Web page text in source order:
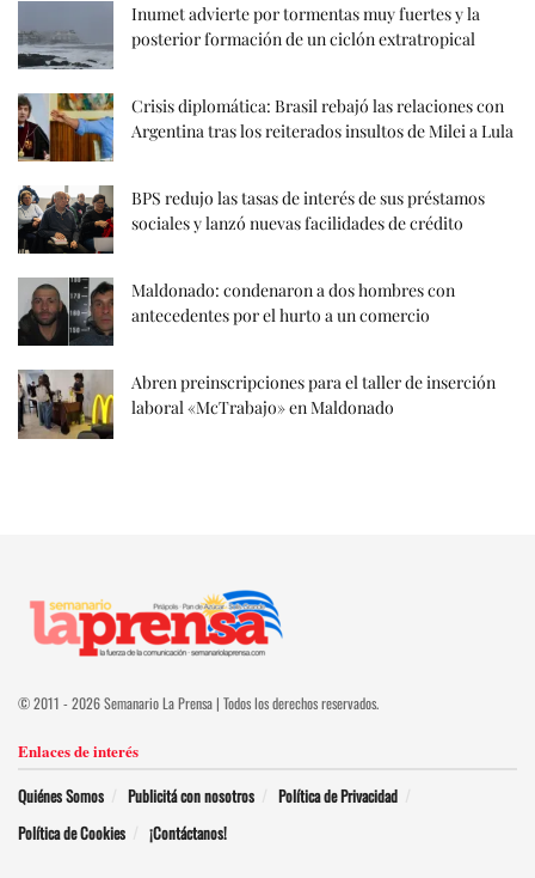
Inumet advierte por tormentas muy fuertes y la
posterior formación de un ciclón extratropical
Crisis diplomática: Brasil rebajó las relaciones con
Argentina tras los reiterados insultos de Milei a Lula
BPS redujo las tasas de interés de sus préstamos
sociales y lanzó nuevas facilidades de crédito
Maldonado: condenaron a dos hombres con
antecedentes por el hurto a un comercio
Abren preinscripciones para el taller de inserción
laboral «McTrabajo» en Maldonado
© 2011 - 2026 Semanario La Prensa | Todos los derechos reservados.
Enlaces de interés
Quiénes Somos Publicitá con nosotros
Política de Privacidad
Política de Cookies
¡Contáctanos!